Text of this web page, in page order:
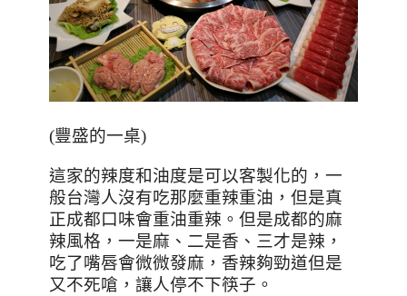
(豐盛的一桌)
這家的辣度和油度是可以客製化的，一
般台灣人沒有吃那麼重辣重油，但是真
正成都口味會重油重辣。但是成都的麻
辣風格，一是麻、二是香、三才是辣，
吃了嘴唇會微微發麻，香辣夠勁道但是
又不死嗆，讓人停不下筷子。